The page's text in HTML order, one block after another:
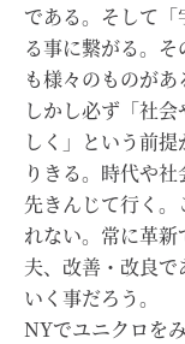
である。そして
る事に繋がる。
も様々のものがあ
しかし必ず「社
しく」という前
りきる。時代や
先きんじて行く
れない。常に革
夫、改善・改良
いく事だろう。
NYでユニクロを